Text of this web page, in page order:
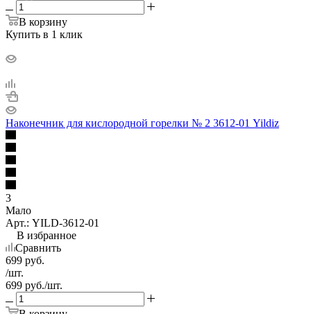
В корзину
Купить в 1 клик
Наконечник для кислородной горелки № 2 3612-01 Yildiz
3
Мало
Арт.: YILD-3612-01
В избранное
Сравнить
699 руб.
/шт.
699 руб./шт.